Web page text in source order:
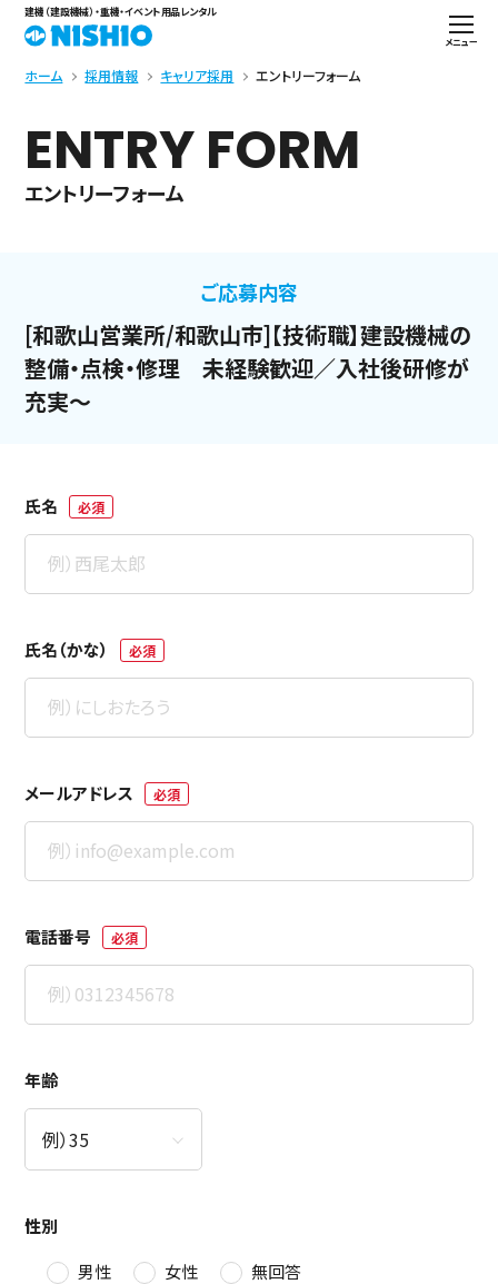
建機（建設機械）・重機・イベント用品レンタル
メニュー
ホーム 採用情報 キャリア採用 エントリーフォーム
ENTRY FORM
エントリーフォーム
ご応募内容
[和歌山営業所/和歌山市]【技術職】建設機械の
整備・点検・修理 未経験歓迎／入社後研修が
充実～
氏名 必須
氏名（かな） 必須
メールアドレス 必須
電話番号 必須
年齢
性別
男性
女性 無回答